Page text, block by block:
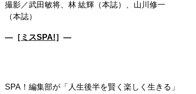
撮影／武田敏将、林 紘輝（本誌）、山川修一
―［ ミスSPA!］―
SPA！編集部が「人生後半を賢く楽しく生きる」